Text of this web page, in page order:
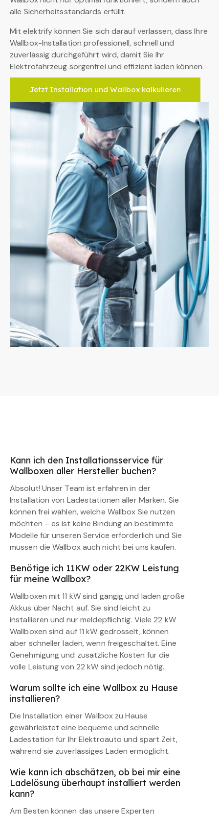
alle Sicherheitsstandards erfüllt.
Mit elektrify können Sie sich darauf verlassen, dass Ihre
Wallbox-Installation professionell, schnell und
zuverlässig durchgeführt wird, damit Sie Ihr
Elektrofahrzeug sorgenfrei und effizient laden können.
Jetzt Installation und Wallbox kalkulieren
Kann ich den Installationsservice für
Wallboxen aller Hersteller buchen?
Absolut! Unser Team ist erfahren in der
Installation von Ladestationen aller Marken. Sie
können frei wählen, welche Wallbox Sie nutzen
möchten – es ist keine Bindung an bestimmte
Modelle für unseren Service erforderlich und Sie
müssen die Wallbox auch nicht bei uns kaufen.
Benötige ich 11KW oder 22KW Leistung
für meine Wallbox?
Wallboxen mit 11 kW sind gängig und laden große
Akkus über Nacht auf. Sie sind leicht zu
installieren und nur meldepflichtig. Viele 22 kW
Wallboxen sind auf 11 kW gedrosselt, können
aber schneller laden, wenn freigeschaltet. Eine
Genehmigung und zusätzliche Kosten für die
volle Leistung von 22 kW sind jedoch nötig.
Warum sollte ich eine Wallbox zu Hause
installieren?
Die Installation einer Wallbox zu Hause
gewährleistet eine bequeme und schnelle
Ladestation für Ihr Elektroauto und spart Zeit,
während sie zuverlässiges Laden ermöglicht.
Wie kann ich abschätzen, ob bei mir eine
Ladelösung überhaupt installiert werden
kann?
Am Besten können das unsere Experten